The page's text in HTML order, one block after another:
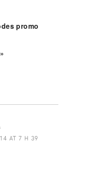
promo
AT 7 H 39